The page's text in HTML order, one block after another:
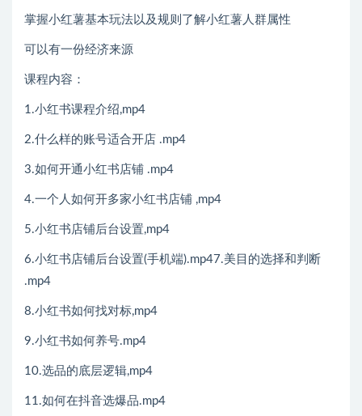
掌握小红薯基本玩法以及规则了解小红薯人群属性
可以有一份经济来源
课程内容：
1.小红书课程介绍,mp4
2.什么样的账号适合开店 .mp4
3.如何开通小红书店铺 .mp4
4.一个人如何开多家小红书店铺 ,mp4
5.小红书店铺后台设置,mp4
6.小红书店铺后台设置(手机端).mp47.美目的选择和判断
.mp4
8.小红书如何找对标,mp4
9.小红书如何养号.mp4
10.选品的底层逻辑,mp4
11.如何在抖音选爆品.mp4